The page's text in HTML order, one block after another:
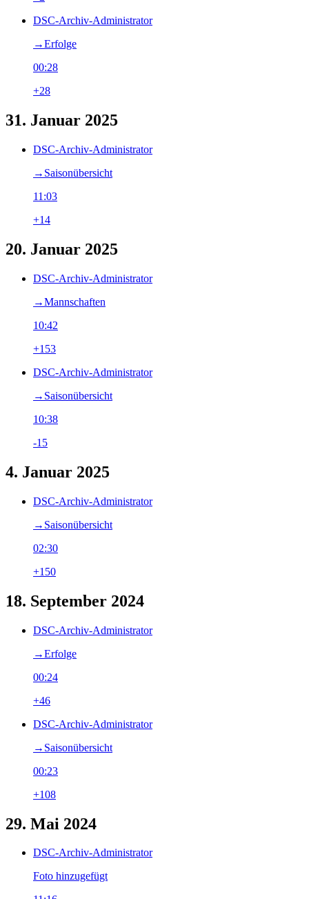
DSC-Archiv-Administrator
→‎Erfolge
00:28
+28
31. Januar 2025
DSC-Archiv-Administrator
→‎Saisonübersicht
11:03
+14
20. Januar 2025
DSC-Archiv-Administrator
→‎Mannschaften
10:42
+153
DSC-Archiv-Administrator
→‎Saisonübersicht
10:38
-15
4. Januar 2025
DSC-Archiv-Administrator
→‎Saisonübersicht
02:30
+150
18. September 2024
DSC-Archiv-Administrator
→‎Erfolge
00:24
+46
DSC-Archiv-Administrator
→‎Saisonübersicht
00:23
+108
29. Mai 2024
DSC-Archiv-Administrator
Foto hinzugefügt